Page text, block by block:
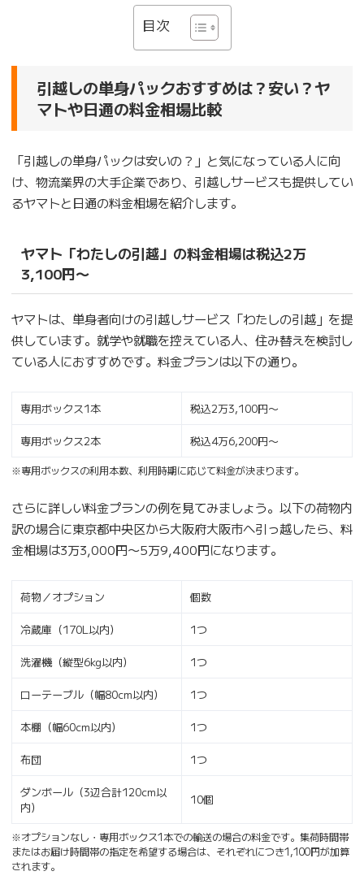
目次
引越しの単身パックおすすめは？安い？ヤ
マトや日通の料金相場比較
「引越しの単身パックは安いの？」と気になっている人に向
け、物流業界の大手企業であり、引越しサービスも提供してい
るヤマトと日通の料金相場を紹介します。
ヤマト「わたしの引越」の料金相場は税込2万
3,100円〜
ヤマトは、単身者向けの引越しサービス「わたしの引越」を提
供しています。就学や就職を控えている人、住み替えを検討し
ている人におすすめです。料金プランは以下の通り。
専用ボックス1本 税込2万3,100円〜
専用ボックス2本 税込4万6,200円〜
※専用ボックスの利用本数、利用時期に応じて料金が決まります。
さらに詳しい料金プランの例を見てみましょう。以下の荷物内
訳の場合に東京都中央区から大阪府大阪市へ引っ越したら、料
金相場は3万3,000円〜5万9,400円になります。
荷物／オプション 個数
冷蔵庫（170L以内） 1つ
洗濯機（縦型6kg以内） 1つ
ローテーブル（幅80cm以内） 1つ
本棚（幅60cm以内） 1つ
布団 1つ
ダンボール（3辺合計120cm以
内）
10個
※オプションなし・専用ボックス1本での輸送の場合の料金です。集荷時間帯
またはお届け時間帯の指定を希望する場合は、それぞれにつき1,100円が加算
されます。